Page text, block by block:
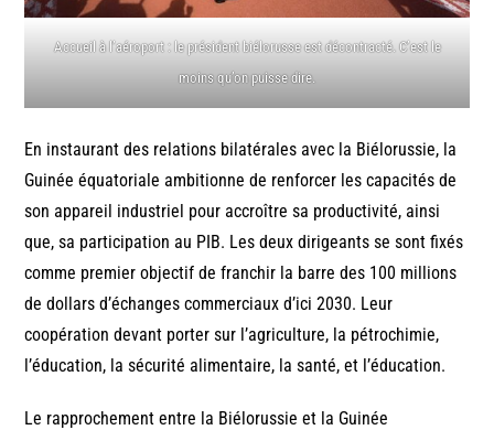
Accueil à l’aéroport : le président biélorusse est décontracté. C’est le
moins qu’on puisse dire.
En instaurant des relations bilatérales avec la Biélorussie, la
Guinée équatoriale ambitionne de renforcer les capacités de
son appareil industriel pour accroître sa productivité, ainsi
que, sa participation au PIB. Les deux dirigeants se sont fixés
comme premier objectif de franchir la barre des 100 millions
de dollars d’échanges commerciaux d’ici 2030. Leur
coopération devant porter sur l’agriculture, la pétrochimie,
l’éducation, la sécurité alimentaire, la santé, et l’éducation.
Le rapprochement entre la Biélorussie et la Guinée